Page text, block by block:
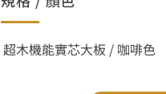
超木機能實芯大板 / 咖啡色